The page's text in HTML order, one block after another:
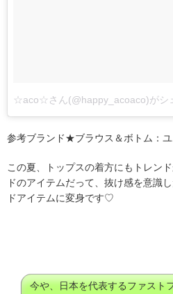
☆aco☆さん(@happy_acoaco)がシ
参考ブランド★ブラウス＆ボトム：
この夏、トップスの着方にもトレン
ドのアイテムだって、抜け感を意識
ドアイテムに変身です♡
今や、日本を代表するファスト